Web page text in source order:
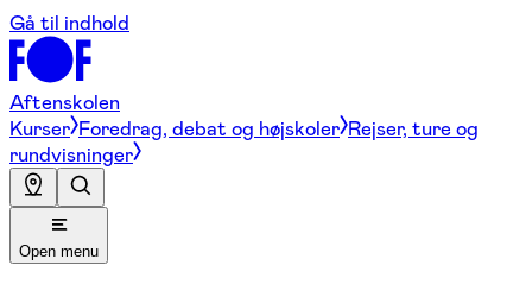
Gå til indhold
Aftenskolen
Kurser Foredrag, debat og højskoler Rejser, ture og
rundvisninger
Open menu